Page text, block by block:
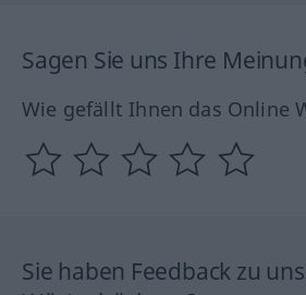
Sagen Sie uns Ihre
Wie gefällt Ihnen das Online
Sie haben Feedback zu